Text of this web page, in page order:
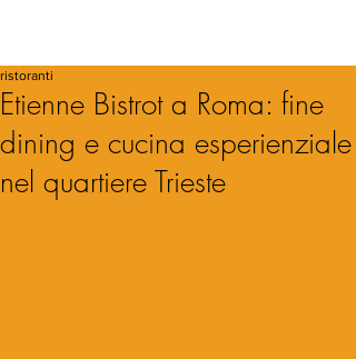
Etienne Bistrot a Roma: fine
dining e cucina esperienziale
nel quartiere Trieste
ristoranti